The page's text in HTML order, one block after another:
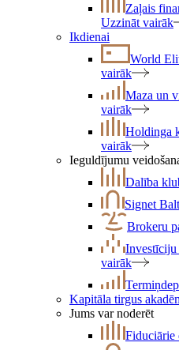
Zaļais
Uzzināt vairāk
Ikdienai
World
vairāk
Maza un
vairāk
Holdinga
vairāk
Ieguldījumu
Dalība
Signet
Brokeru
Investīciju
vairāk
Kapitāla tirgus
Jums var noderēt
Fiduciārie